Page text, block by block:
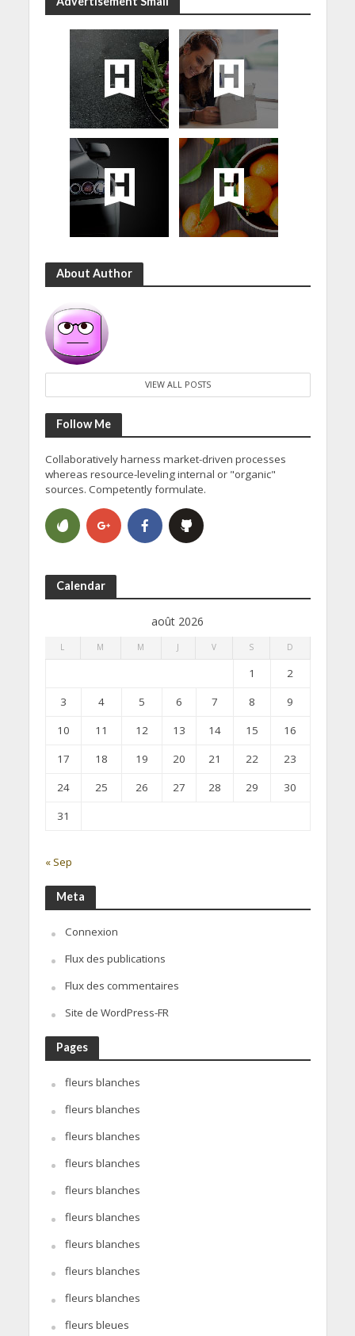
About Author
VIEW ALL POSTS
Follow Me
Collaboratively harness market-driven processes
whereas resource-leveling internal or "organic"
sources. Competently formulate.
Calendar
août 2026
L M M J V S D
1
2
3
4 5 6 7 8
9
10
11 12 13 14 15
16
17
18 19 20 21 22
23
24
25 26 27 28 29
30
31
« Sep
Meta
Connexion
Flux des publications
Flux des commentaires
Site de WordPress-FR
Pages
fleurs blanches
fleurs blanches
fleurs blanches
fleurs blanches
fleurs blanches
fleurs blanches
fleurs blanches
fleurs blanches
fleurs blanches
fleurs bleues